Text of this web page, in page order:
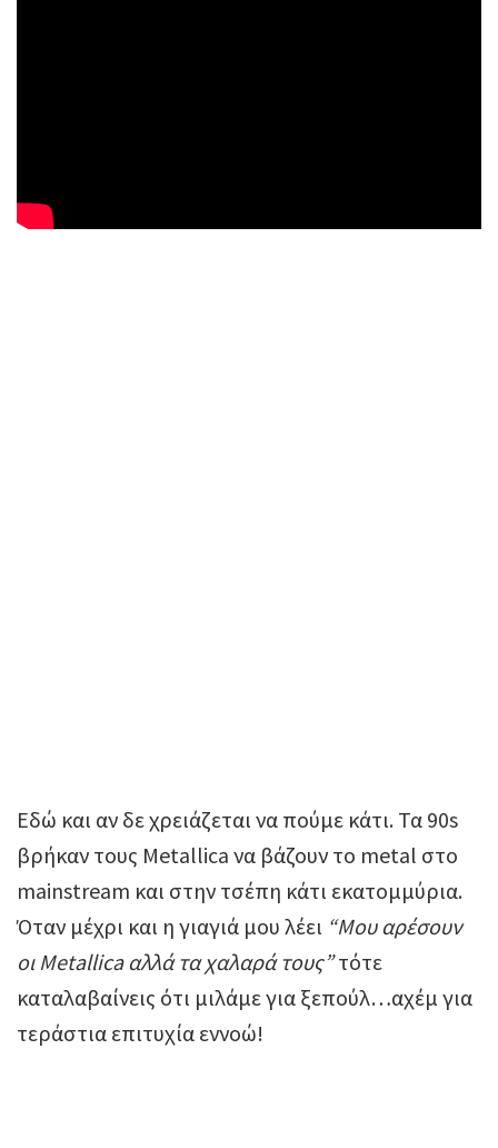
Εδώ και αν δε χρειάζεται να πούμε κάτι. Τα 90s
βρήκαν τους Metallica να βάζουν το metal στo
mainstream και στην τσέπη κάτι εκατομμύρια.
Όταν μέχρι και η γιαγιά μου λέει “Μου αρέσουν
οι Metallica αλλά τα χαλαρά τους”τότε
καταλαβαίνεις ότι μιλάμε για ξεπούλ…αχέμ για
τεράστια επιτυχία εννοώ!